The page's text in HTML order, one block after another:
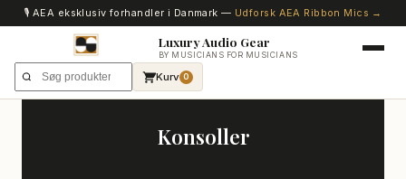
🎙️ AEA eksklusiv forhandler i Danmark — Udforsk AEA Ribbon Mics →
Luxury Audio Gear
BY MUSICIANS FOR MUSICIANS
Kurv 0
Konsoller